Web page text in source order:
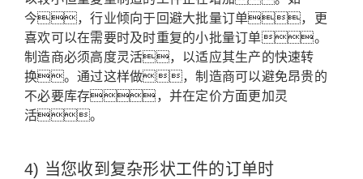
今，行业倾向于回避大批量订单，更
喜欢可以在需要时及时重复的小批量订单。
制造商必须高度灵活，以适应其生产的快速转
换。 通过这样做，制造商可以避免昂贵的
不必要库存，并在定价方面更加灵
活。
4) 当您收到复杂形状工件的订单时